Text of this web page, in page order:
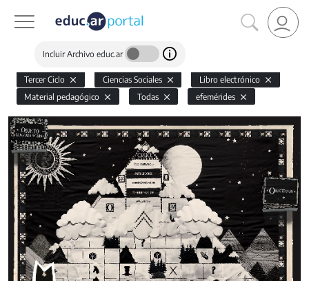
Incluir Archivo educ.ar
Tercer Ciclo Ciencias Sociales
Libro electrónico
Material pedagógico
Todas efemérides